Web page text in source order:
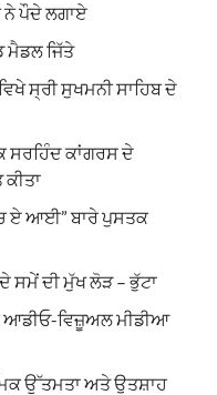
ਨੇ ਪੌਦੇ ਲਗਾਏ
ਮੈਡਲ ਜਿੱਤੇ
ਸ੍ਰੀ ਸੁਖਮਨੀ ਸਾਹਿਬ ਦੇ
ਸਰਹਿੰਦ ਕਾਂਗਰਸ ਦੇ
ਏ ਆਈ” ਬਾਰੇ ਪੁਸਤਕ
ਸਮੇਂ ਦੀ ਮੁੱਖ ਲੋੜ – ਭੁੱਟਾ
ਆਡੀਓ-ਵਿਜ਼ੂਅਲ ਮੀਡੀਆ
ਉੱਤਮਤਾ ਅਤੇ ਉਤਸ਼ਾਹ